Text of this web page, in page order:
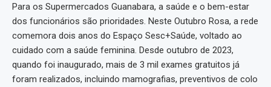
Para os Supermercados Guanabara, a saúde e o bem-estar
dos funcionários são prioridades. Neste Outubro Rosa, a rede
comemora dois anos do Espaço Sesc+Saúde, voltado ao
cuidado com a saúde feminina. Desde outubro de 2023,
quando foi inaugurado, mais de 3 mil exames gratuitos já
foram realizados, incluindo mamografias, preventivos de colo